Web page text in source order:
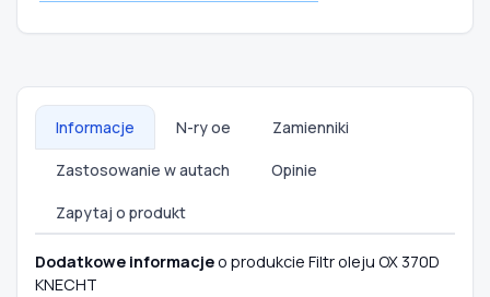
Informacje N-ry oe Zamienniki
Zastosowanie w autach Opinie
Zapytaj o produkt
Dodatkowe informacjeo produkcie Filtr oleju OX 370D
KNECHT